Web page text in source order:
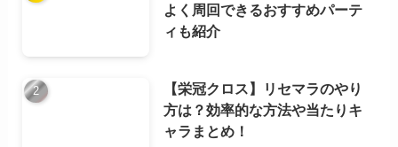
よく周回できるおすすめパーテ
ィも紹介
【栄冠クロス】リセマラのやり
方は？効率的な方法や当たりキ
ャラまとめ！